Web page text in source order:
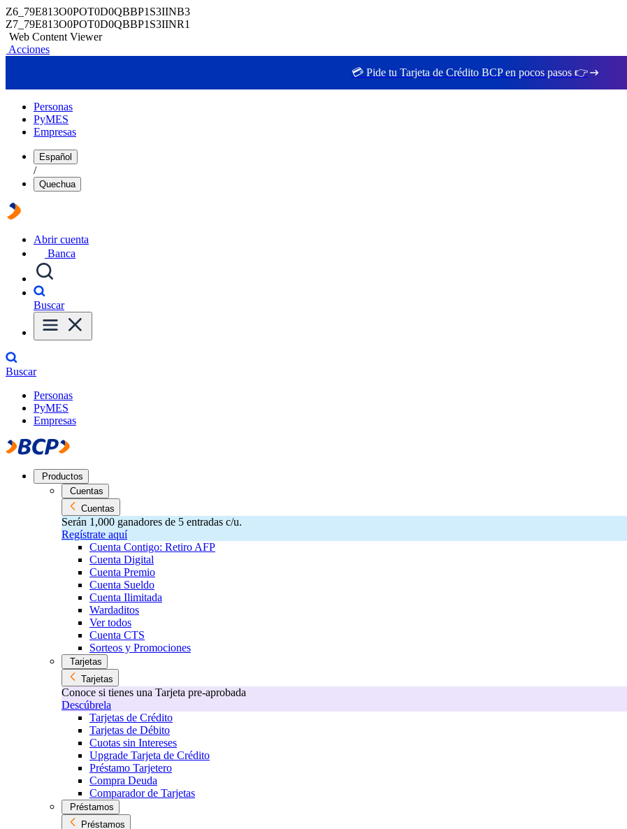
Z6_79E813O0POT0D0QBBP1S3IINB3
Z7_79E813O0POT0D0QBBP1S3IINR1
Web Content Viewer
Acciones
💳 Pide tu Tarjeta de Crédito BCP en pocos pasos 👉
Personas
PyMES
Empresas
Español
/
Quechua
Abrir cuenta
Banca
Buscar
Buscar
Personas
PyMES
Empresas
Productos
Cuentas
Cuentas
Serán 1,000 ganadores de 5 entradas c/u.
Regístrate aquí
Cuenta Contigo: Retiro AFP
Cuenta Digital
Cuenta Premio
Cuenta Sueldo
Cuenta Ilimitada
Wardaditos
Ver todos
Cuenta CTS
Sorteos y Promociones
Tarjetas
Tarjetas
Conoce si tienes una Tarjeta pre-aprobada
Descúbrela
Tarjetas de Crédito
Tarjetas de Débito
Cuotas sin Intereses
Upgrade Tarjeta de Crédito
Préstamo Tarjetero
Compra Deuda
Comparador de Tarjetas
Préstamos
Préstamos